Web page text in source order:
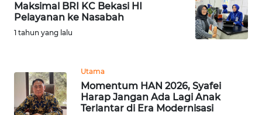
Maksimal BRI KC Bekasi HI
Pelayanan ke Nasabah
1 tahun yang lalu
Utama
Momentum HAN 2026, Syafei
Harap Jangan Ada Lagi Anak
Terlantar di Era Modernisasi
WN
KARO
WN
LABUHANBATU